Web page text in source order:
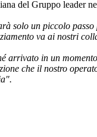
del Gruppo leader
solo un piccolo
va ai nostri
arrivato in un
che il nostro